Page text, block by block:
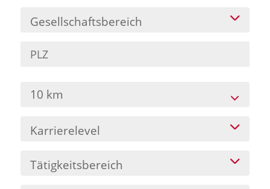
Karriere
Presse
News Archiv
Gesellschaftsbereich
10 km
Karrierelevel
Tätigkeitsbereich